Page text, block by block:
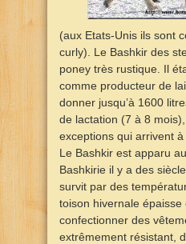
(aux Etats-Unis ils sont
curly). Le Bashkir des
poney très rustique. Il
comme producteur de
donner jusqu’à 1600
de lactation (7 à 8
exceptions qui arrivent
Le Bashkir est apparu
Bashkirie il y a des
survit par des
toison hivernale épaisse
confectionner des
extrêmement résistant,